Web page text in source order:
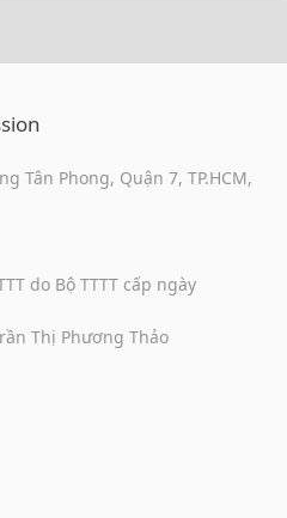
Tân Phong, Quận 7, TP.HCM,
do Bộ TTTT cấp ngày
Thị Phương Thảo